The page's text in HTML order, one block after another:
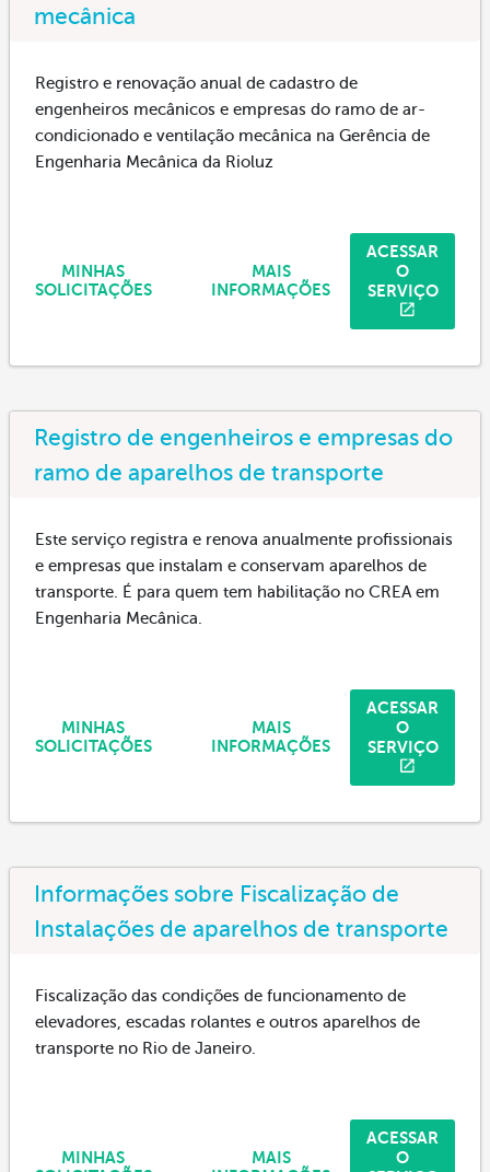
mecânica
Registro e renovação anual de cadastro de
engenheiros mecânicos e empresas do ramo de ar-
condicionado e ventilação mecânica na Gerência de
Engenharia Mecânica da Rioluz
ACESSAR
O
SERVIÇO
MAIS
INFORMAÇÕES
MINHAS
SOLICITAÇÕES
Registro de engenheiros e empresas do
ramo de aparelhos de transporte
Este serviço registra e renova anualmente profissionais
e empresas que instalam e conservam aparelhos de
transporte. É para quem tem habilitação no CREA em
Engenharia Mecânica.
ACESSAR
O
SERVIÇO
MAIS
INFORMAÇÕES
MINHAS
SOLICITAÇÕES
Informações sobre Fiscalização de
Instalações de aparelhos de transporte
Fiscalização das condições de funcionamento de
elevadores, escadas rolantes e outros aparelhos de
transporte no Rio de Janeiro.
ACESSAR
O
MAIS
MINHAS